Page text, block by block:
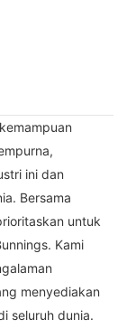
ini dan
Bersama
untuk
Kami
menyediakan
seluruh dunia.